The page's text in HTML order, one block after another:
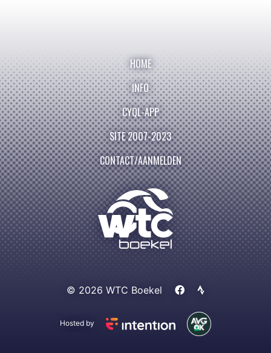
HOME
INFO
CYQL-APP
SITE 2007-2023
CONTACT/AANMELDEN
© 2026 WTC Boekel
Hosted by